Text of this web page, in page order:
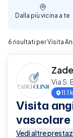
Dalla più vicina a te
6 risultati per Visita
Via S.
11.1
Visita
vascolare
Vedi altre